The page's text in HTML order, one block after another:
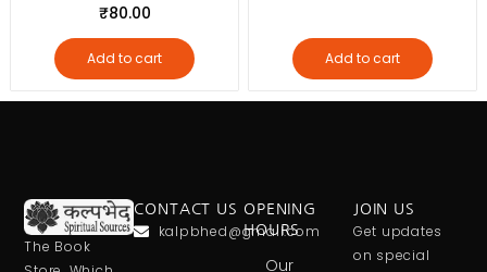
₹80.00
Add to cart Add to cart
The Book
CONTACT US
kalpbhed@gmail.com
OPENING
HOURS
Our
JOIN US
Get updates
on special